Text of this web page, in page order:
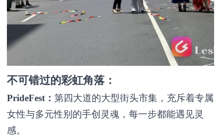
不可错过的彩虹角落：
PrideFest：第四大道的大型街头市集，充斥着专属
女性与多元性别的手创灵魂，每一步都能遇见灵
感。